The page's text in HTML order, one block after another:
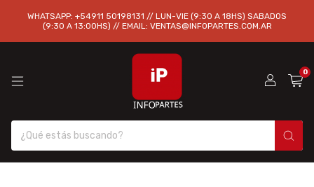
WHATSAPP: +54911 50198131 // LUN-VIE (9:30 A 18HS) SABADOS
(9:30 A 13:00HS) // EMAIL: VENTAS@INFOPARTES.COM.AR
0